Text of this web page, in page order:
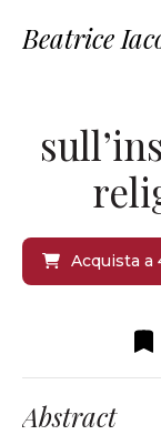
Beatrice
Acquista a
Abstract